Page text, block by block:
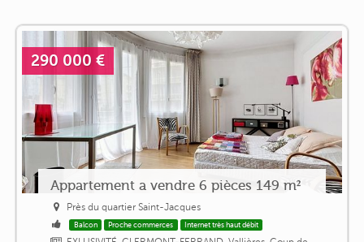
290 000 €
Appartement a vendre 6 pièces 149 m²
Près du quartier Saint-Jacques
Balcon Proche commerces Internet très haut débit